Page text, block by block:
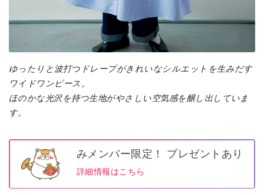
ゆったりと波打つドレープがきれいなシルエットを生みだす
ワイドワンピース。
ほのかな光沢を持つ生地がやさしい空気感を醸し出していま
す。
みメンバー限定！ プレゼントあり
詳細情報はこちら